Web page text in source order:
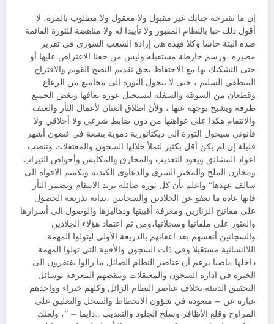
إن ما تقترحه جنابك غير مقبول ولا معقول ولا مطلوب بالمرة، لا
أقول ذلك حبا بالنظام المقبور ولا تأييدا له ولا مناهضة للثورة القائمة
ضده البتة حاشا وكلا فهذه هي إرادة الشعب السوري في تقرير
مصيره ،ورسم خارطة مستقبله وليس من حقنا الاعتراض عليها أو
حتى التشكيك بها مع الاحتفاظ بحق تقديم النصح القويم والاقتراح
المنطقي السليم ، حتى لا تتحول الثورة الى مجاميع من الرعاع
وقطعان من السوقة والسفلة لتستحيل عورة يعافها ويغض الجميع
طرفه ويشيح بوجهه عنها ، ولأن اطلاق العنان لأعمال الثأر والعنف
والانتقام هكذا على عواهنها من دون ضابط شرعي ولا أخلاقي ولا
قانوني سيحول الثورة الى ديكتاتورية دموية بشعة في غضون أشهر
قليلة إن لم يكن أقل بكثير لتملأ خلالها السجون والمعتقلات وتنصب
اعواد المشانق ويعود التعذيب والمحارق والمكابس وأحواض التيزاب
ومخازن الملح والمخبر السري والدعاوى الكيدية وتكميم الافواه الى
سالف عهدها” واعلم بأن كل ثورة صائلة تريد الانتقام وتضمر الثأر
فإنها عادة ما تعفو عن الجلادين والسجانين ،بداية بذريعة الحصول
على مفاتيح الزنازين ومعرفة أقبيتها ودهاليزها والوصول الى أسرارها
والعثور على ملفاتها وسجلاتها،ومن ثم اعتماد هؤلاء الجلادين
والسجانين أنفسهم بعد اعفائهم بالذريعة الأولى ليتولوا المهمة
اللاانسانية مستقبلا وفي ذات السجون والأقبية التي تولوا المهمة
داخلها ماضيا بزعم أن عناصر النظام الصائل ما زالوا يفتقرون الى
الخبرة في ادارة السجون والمعتقلات وتنقصهم المعرفة بوسائل
التحقيق الدنيئة بخلاف عناصر النظام الزائل وكلهم خبراء وواحدهم
عبارة عن – متعودة في شؤون الانحطاط والسحل والتعليق على
المراوح وقلع الأظافر وسلخ الجلود والتعذيب ..دايما – “، ولعلك